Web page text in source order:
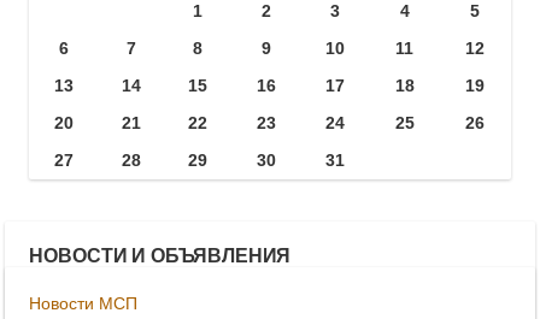
1
2 3 4
5
6
7 8 9 10 11
12
13
14 15 16 17 18
19
20
21 22 23 24 25
26
27
28 29 30 31
НОВОСТИ И ОБЪЯВЛЕНИЯ
Новости МСП